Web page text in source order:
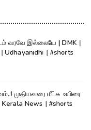
இல்லையே | DMK |
Udhayanidhi | #shorts
முதியவரை மீட்க உயிரை
News | #shorts